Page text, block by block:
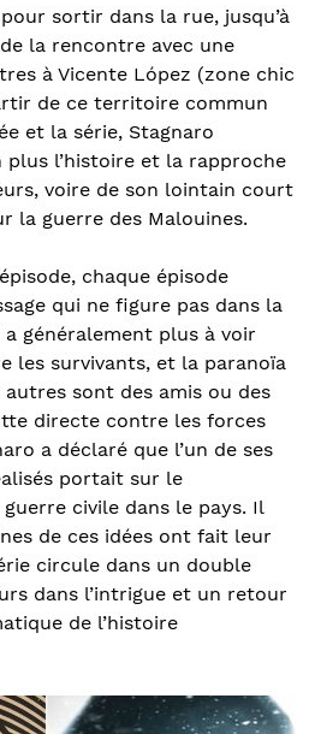
sortir dans la rue, jusqu’à
la rencontre avec une
à Vicente López (zone chic
de ce territoire commun
et la série, Stagnaro
plus l’histoire et la rapproche
voire de son lointain court
la guerre des Malouines.
chaque épisode
qui ne figure pas dans la
généralement plus à voir
les survivants, et la paranoïa
autres sont des amis ou des
directe contre les forces
a déclaré que l’un de ses
portait sur le
civile dans le pays. Il
de ces idées ont fait leur
circule dans un double
dans l’intrigue et un retour
de l’histoire